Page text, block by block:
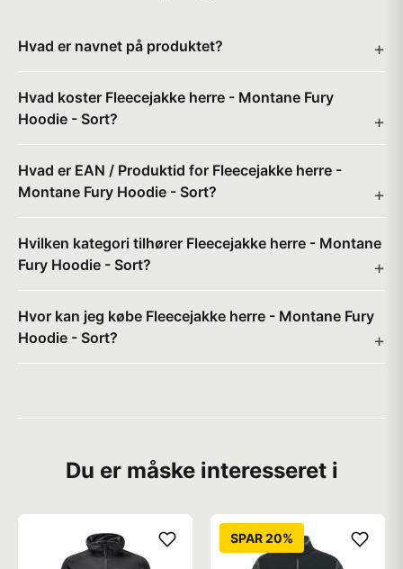
Hvad er navnet på produktet?
Hvad koster Fleecejakke herre - Montane Fury
Hoodie - Sort?
Hvad er EAN / Produktid for Fleecejakke herre -
Montane Fury Hoodie - Sort?
Hvilken kategori tilhører Fleecejakke herre - Montane
Fury Hoodie - Sort?
Hvor kan jeg købe Fleecejakke herre - Montane Fury
Hoodie - Sort?
Du er måske interesseret i
SPAR 20%